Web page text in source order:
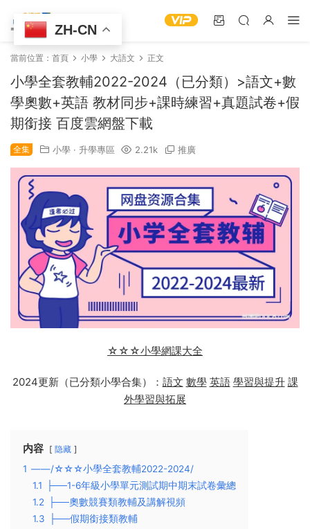
當前位置： 首頁 小學 大語文 正文
小學全套教輔2022-2024（已分類）>語文+數
學奧數+英語 教材同步+課時練習+真題試卷+假
期銜接 百度雲網盤下載
全集 小學 · 升學專區 2.21k 推廣
☆☆☆小學網課大全
2024更新（已分類小學合集）： 語文 數學 英語 學習與提升 課
外學習與拓展
内容 隐藏
1 ——/☆☆☆小學全套教輔2022-2024/
1.1
├──1-6年級小學單元測試期中期末試卷彙總
1.2
├──奧數競賽類教輔及講解視頻
1.3
├──假期銜接類教輔
ZH-CN